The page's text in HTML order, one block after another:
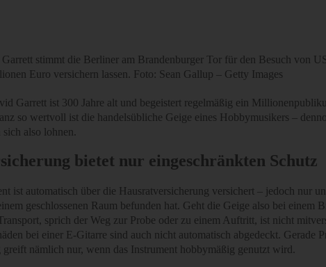
stimmt die Berliner am Brandenburger Tor für den Besuch von
Euro versichern lassen. Foto: Sean Gallup – Getty Images
Garrett ist 300 Jahre alt und begeistert regelmäßig ein
so wertvoll ist die handelsübliche Geige eines Hobbymusikers –
also lohnen.
bietet nur eingeschränkten Schutz
ist automatisch über die Hausratversicherung versichert – jedoch nur
geschlossenen Raum befunden hat. Geht die Geige also bei
sprich der Weg zur Probe oder zu einem Auftritt, ist nicht
bei einer E-Gitarre sind auch nicht automatisch abgedeckt.
nämlich nur, wenn das Instrument hobbymäßig genutzt wird.